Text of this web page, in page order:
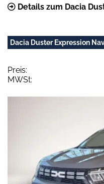
Details zum Dacia
Dacia Duster Expression
Preis:
MWSt: